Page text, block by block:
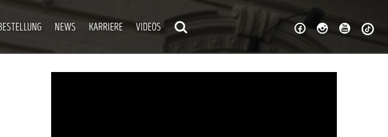
NEWS KARRIERE VIDEOS